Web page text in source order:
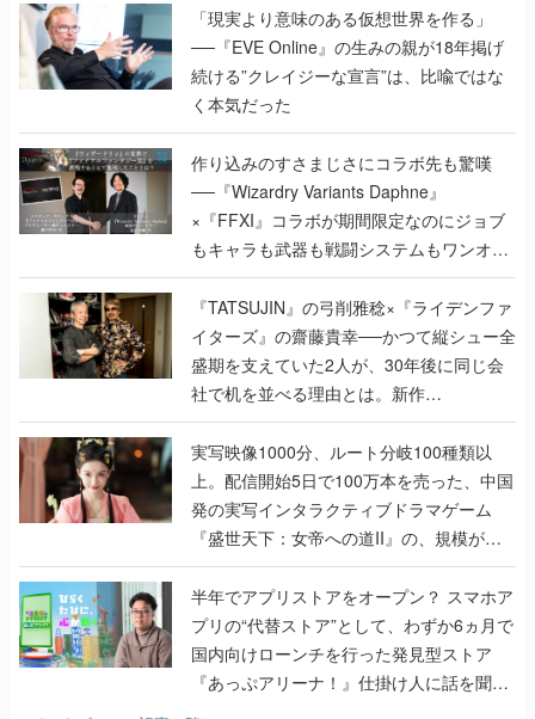
「現実より意味のある仮想世界を作る」
──『EVE Online』の生みの親が18年掲げ
続ける”クレイジーな宣言”は、比喩ではな
く本気だった
作り込みのすさまじさにコラボ先も驚嘆
──『Wizardry Variants Daphne』
×『FFXI』コラボが期間限定なのにジョブ
もキャラも武器も戦闘システムもワンオフ
で作り込まれた理由を両ディレクターに聞
く
『TATSUJIN』の弓削雅稔×『ライデンファ
イターズ』の齋藤貴幸──かつて縦シュー全
盛期を支えていた2人が、30年後に同じ会
社で机を並べる理由とは。新作
『TATSUJIN EXTREME』で初タッグを組
んだレジェンド2人に訊く開発秘話
実写映像1000分、ルート分岐100種類以
上。配信開始5日で100万本を売った、中国
発の実写インタラクティブドラマゲーム
『盛世天下：女帝への道II』の、規模が違
うこだわりをプロデューサーに聞いた
半年でアプリストアをオープン？ スマホア
プリの“代替ストア”として、わずか6ヵ月で
国内向けローンチを行った発見型ストア
『あっぷアリーナ！』仕掛け人に話を聞い